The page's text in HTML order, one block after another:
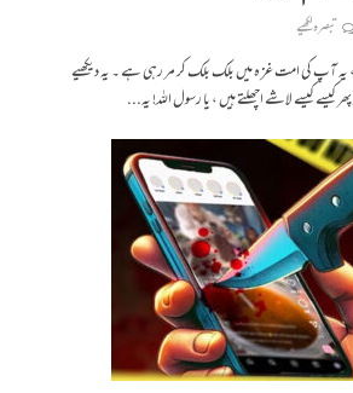
تبصرہ لکھیے
یہ آپ کی امت غز ہ میں بلک بلک کر مر رہی ہے ۔ یہ دیکھیے
کیسے کیسے لاشے اچھلتے ہیں ، یا رسول اللہ! یہ...